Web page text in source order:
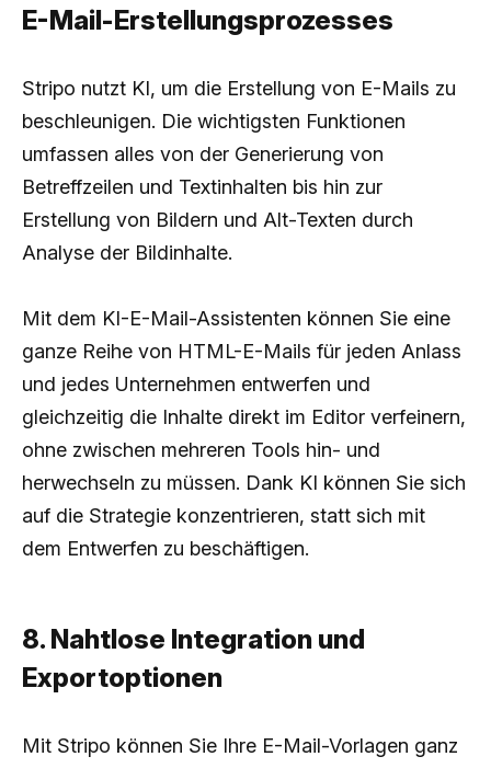
E-Mail-Erstellungsprozesses
Stripo nutzt KI, um die Erstellung von E-Mails zu
beschleunigen. Die wichtigsten Funktionen
umfassen alles von der Generierung von
Betreffzeilen und Textinhalten bis hin zur
Erstellung von Bildern und Alt-Texten durch
Analyse der Bildinhalte.
Mit dem KI-E-Mail-Assistenten können Sie eine
ganze Reihe von HTML-E-Mails für jeden Anlass
und jedes Unternehmen entwerfen und
gleichzeitig die Inhalte direkt im Editor verfeinern,
ohne zwischen mehreren Tools hin- und
herwechseln zu müssen. Dank KI können Sie sich
auf die Strategie konzentrieren, statt sich mit
dem Entwerfen zu beschäftigen.
8. Nahtlose Integration und
Exportoptionen
Mit Stripo können Sie Ihre E-Mail-Vorlagen ganz